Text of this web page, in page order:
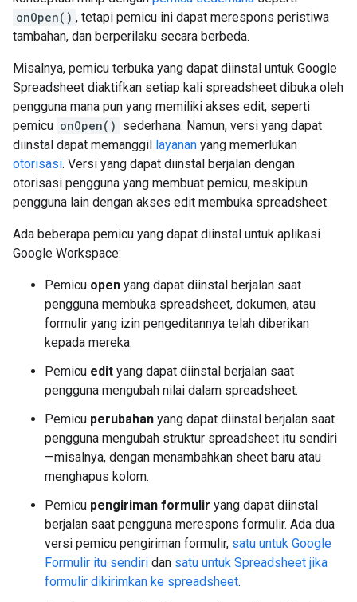
onOpen() , tetapi pemicu ini dapat merespons peristiwa
tambahan, dan berperilaku secara berbeda.
Misalnya, pemicu terbuka yang dapat diinstal untuk Google
Spreadsheet diaktifkan setiap kali spreadsheet dibuka oleh
pengguna mana pun yang memiliki akses edit, seperti
pemicu onOpen() sederhana. Namun, versi yang dapat
diinstal dapat memanggil layanan yang memerlukan
otorisasi. Versi yang dapat diinstal berjalan dengan
otorisasi pengguna yang membuat pemicu, meskipun
pengguna lain dengan akses edit membuka spreadsheet.
Ada beberapa pemicu yang dapat diinstal untuk aplikasi
Google Workspace:
Pemicu open yang dapat diinstal berjalan saat
pengguna membuka spreadsheet, dokumen, atau
formulir yang izin pengeditannya telah diberikan
kepada mereka.
Pemicu edit yang dapat diinstal berjalan saat
pengguna mengubah nilai dalam spreadsheet.
Pemicu perubahan yang dapat diinstal berjalan saat
pengguna mengubah struktur spreadsheet itu sendiri
—misalnya, dengan menambahkan sheet baru atau
menghapus kolom.
Pemicu pengiriman formulir yang dapat diinstal
berjalan saat pengguna merespons formulir. Ada dua
versi pemicu pengiriman formulir, satu untuk Google
Formulir itu sendiri dan satu untuk Spreadsheet jika
formulir dikirimkan ke spreadsheet.